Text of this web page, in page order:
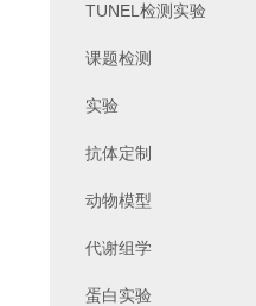
TUNEL检测实验
课题检测
实验
抗体定制
动物模型
代谢组学
蛋白实验